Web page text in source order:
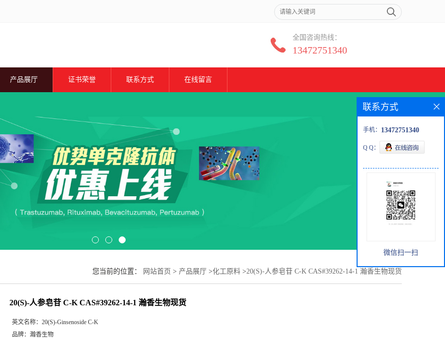
全国咨询热线：
13472751340
产品展厅 证书荣誉 联系方式 在线留言
您当前的位置： 网站首页 > 产品展厅 >化工原料 >20(S)-人参皂苷 C-K CAS#39262-14-1 瀚香生物现货
20(S)-人参皂苷 C-K CAS#39262-14-1 瀚香生物现货
英文名称： 20(S)-Ginsenoside C-K
品牌： 瀚香生物
联系方式
手机： 13472751340
Q Q：
微信扫一扫